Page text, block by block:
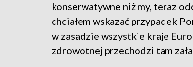
konserwatywne niż my, teraz
chciałem wskazać przypadek
w zasadzie wszystkie kraje
zdrowotnej przechodzi tam